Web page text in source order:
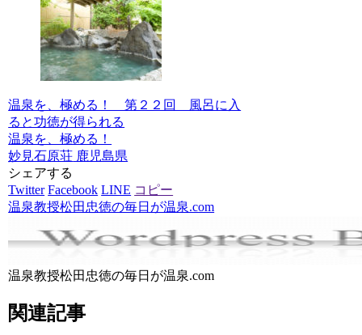
温泉を、極める！ 第２２回 風呂に入
ると功徳が得られる
温泉を、極める！
妙見石原荘 鹿児島県
シェアする
Twitter Facebook LINE コピー
温泉教授松田忠徳の毎日が温泉.com
温泉教授松田忠徳の毎日が温泉.com
関連記事